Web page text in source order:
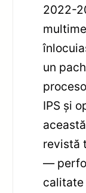
2022-
un
IPS și
revistă
—